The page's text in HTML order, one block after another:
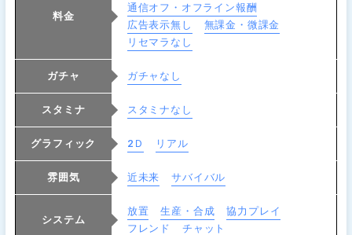
料金
通信オフ・オフライン報酬
広告表示無し
無課金・微課金
リセマラなし
ガチャ ガチャなし
スタミナ スタミナなし
グラフィック 2Ｄ リアル
雰囲気 近未来 サバイバル
システム
放置 生産・合成
協力プレイ
フレンド
チャット